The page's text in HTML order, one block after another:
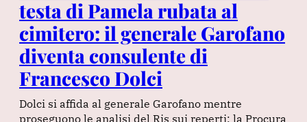
testa di Pamela rubata al
cimitero: il generale Garofano
diventa consulente di
Francesco Dolci
Dolci si affida al generale Garofano mentre
proseguono le analisi del Ris sui reperti: la Procura